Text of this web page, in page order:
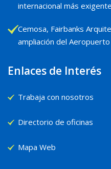
internacional más
Cemosa, Fairbanks
ampliación del
Enlaces de Interés
Trabaja con nosotros
Directorio de oficinas
Mapa Web